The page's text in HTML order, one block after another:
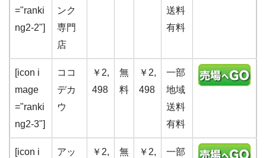
="ranki
ng2-2"]
ンク
専門
店
送料
有料
[icon i
mage
="ranki
ng2-3"]
ココ
デカ
ウ
￥2,
498
無
料
￥2,
498
一部
地域
送料
有料
[icon i
アッ
￥2,
無
￥2,
一部